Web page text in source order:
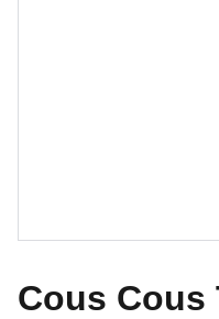
Cous Cous